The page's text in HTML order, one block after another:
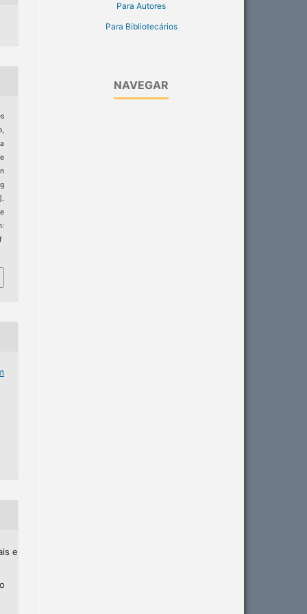
e
Para Autores
Para Bibliotecários
NAVEGAR